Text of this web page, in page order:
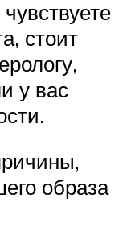
стоит
у вас
образа